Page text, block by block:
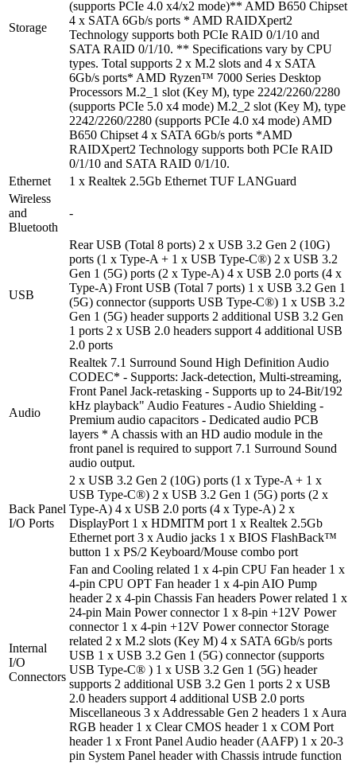
Storage
(supports PCIe 4.0 x4/x2 mode)** AMD B650 Chipset
4 x SATA 6Gb/s ports * AMD RAIDXpert2
Technology supports both PCIe RAID 0/1/10 and
SATA RAID 0/1/10. ** Specifications vary by CPU
types. Total supports 2 x M.2 slots and 4 x SATA
6Gb/s ports* AMD Ryzen™ 7000 Series Desktop
Processors M.2_1 slot (Key M), type 2242/2260/2280
(supports PCIe 5.0 x4 mode) M.2_2 slot (Key M), type
2242/2260/2280 (supports PCIe 4.0 x4 mode) AMD
B650 Chipset 4 x SATA 6Gb/s ports *AMD
RAIDXpert2 Technology supports both PCIe RAID
0/1/10 and SATA RAID 0/1/10.
Ethernet
1 x Realtek 2.5Gb Ethernet TUF LANGuard
Wireless
and
Bluetooth
-
USB
Rear USB (Total 8 ports) 2 x USB 3.2 Gen 2 (10G)
ports (1 x Type-A + 1 x USB Type-C®) 2 x USB 3.2
Gen 1 (5G) ports (2 x Type-A) 4 x USB 2.0 ports (4 x
Type-A) Front USB (Total 7 ports) 1 x USB 3.2 Gen 1
(5G) connector (supports USB Type-C®) 1 x USB 3.2
Gen 1 (5G) header supports 2 additional USB 3.2 Gen
1 ports 2 x USB 2.0 headers support 4 additional USB
2.0 ports
Audio
Realtek 7.1 Surround Sound High Definition Audio
CODEC* - Supports: Jack-detection, Multi-streaming,
Front Panel Jack-retasking - Supports up to 24-Bit/192
kHz playback" Audio Features - Audio Shielding -
Premium audio capacitors - Dedicated audio PCB
layers * A chassis with an HD audio module in the
front panel is required to support 7.1 Surround Sound
audio output.
Back Panel
I/O Ports
2 x USB 3.2 Gen 2 (10G) ports (1 x Type-A + 1 x
USB Type-C®) 2 x USB 3.2 Gen 1 (5G) ports (2 x
Type-A) 4 x USB 2.0 ports (4 x Type-A) 2 x
DisplayPort 1 x HDMITM port 1 x Realtek 2.5Gb
Ethernet port 3 x Audio jacks 1 x BIOS FlashBack™
button 1 x PS/2 Keyboard/Mouse combo port
Internal
I/O
Connectors
Fan and Cooling related 1 x 4-pin CPU Fan header 1 x
4-pin CPU OPT Fan header 1 x 4-pin AIO Pump
header 2 x 4-pin Chassis Fan headers Power related 1 x
24-pin Main Power connector 1 x 8-pin +12V Power
connector 1 x 4-pin +12V Power connector Storage
related 2 x M.2 slots (Key M) 4 x SATA 6Gb/s ports
USB 1 x USB 3.2 Gen 1 (5G) connector (supports
USB Type-C® ) 1 x USB 3.2 Gen 1 (5G) header
supports 2 additional USB 3.2 Gen 1 ports 2 x USB
2.0 headers support 4 additional USB 2.0 ports
Miscellaneous 3 x Addressable Gen 2 headers 1 x Aura
RGB header 1 x Clear CMOS header 1 x COM Port
header 1 x Front Panel Audio header (AAFP) 1 x 20-3
pin System Panel header with Chassis intrude function